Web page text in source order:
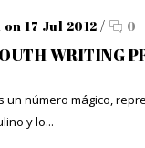
17 Jul 2012 / 0
WRITING
un número mágico,
y lo...